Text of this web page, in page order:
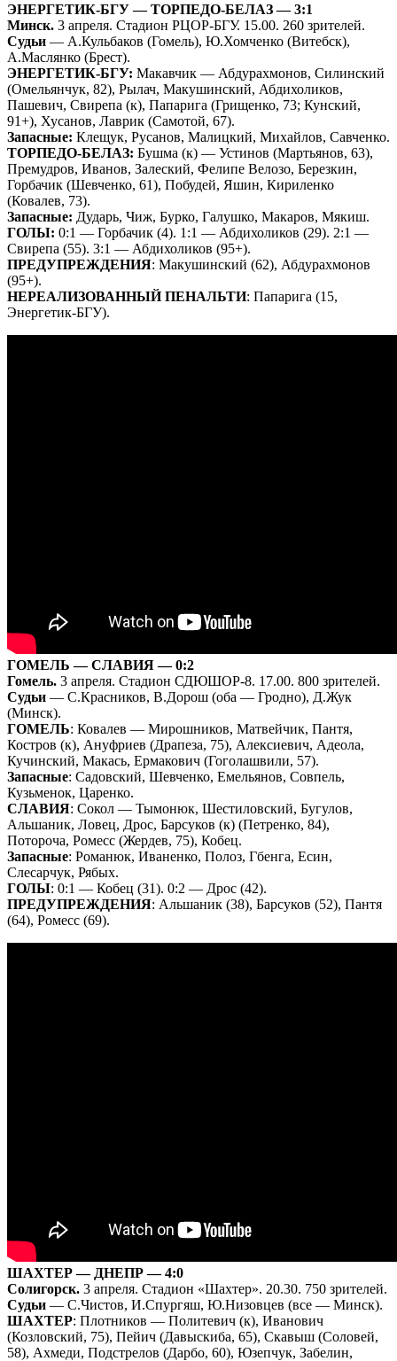
ЭНЕРГЕТИК-БГУ — ТОРПЕДО-БЕЛАЗ — 3:1
Минск. 3 апреля. Стадион РЦОР-БГУ. 15.00. 260 зрителей.
Судьи — А.Кульбаков (Гомель), Ю.Хомченко (Витебск),
А.Маслянко (Брест).
ЭНЕРГЕТИК-БГУ: Макавчик — Абдурахмонов, Силинский
(Омельянчук, 82), Рылач, Макушинский, Абдихоликов,
Пашевич, Свирепа (к), Папарига (Грищенко, 73; Кунский,
91+), Хусанов, Лаврик (Самотой, 67).
Запасные: Клещук, Русанов, Малицкий, Михайлов, Савченко.
ТОРПЕДО-БЕЛАЗ: Бушма (к) — Устинов (Мартьянов, 63),
Премудров, Иванов, Залеский, Фелипе Велозо, Березкин,
Горбачик (Шевченко, 61), Побудей, Яшин, Кириленко
(Ковалев, 73).
Запасные: Дударь, Чиж, Бурко, Галушко, Макаров, Мякиш.
ГОЛЫ: 0:1 — Горбачик (4). 1:1 — Абдихоликов (29). 2:1 —
Свирепа (55). 3:1 — Абдихоликов (95+).
ПРЕДУПРЕЖДЕНИЯ: Макушинский (62), Абдурахмонов
(95+).
НЕРЕАЛИЗОВАННЫЙ ПЕНАЛЬТИ: Папарига (15,
Энергетик-БГУ).
ГОМЕЛЬ — СЛАВИЯ — 0:2
Гомель. 3 апреля. Стадион СДЮШОР-8. 17.00. 800 зрителей.
Судьи — С.Красников, В.Дорош (оба — Гродно), Д.Жук
(Минск).
ГОМЕЛЬ: Ковалев — Мирошников, Матвейчик, Пантя,
Костров (к), Ануфриев (Драпеза, 75), Алексиевич, Адеола,
Кучинский, Макась, Ермакович (Гоголашвили, 57).
Запасные: Садовский, Шевченко, Емельянов, Совпель,
Кузьменок, Царенко.
СЛАВИЯ: Сокол — Тымонюк, Шестиловский, Бугулов,
Альшаник, Ловец, Дрос, Барсуков (к) (Петренко, 84),
Потороча, Ромесс (Жердев, 75), Кобец.
Запасные: Романюк, Иваненко, Полоз, Гбенга, Есин,
Слесарчук, Рябых.
ГОЛЫ: 0:1 — Кобец (31). 0:2 — Дрос (42).
ПРЕДУПРЕЖДЕНИЯ: Альшаник (38), Барсуков (52), Пантя
(64), Ромесс (69).
ШАХТЕР — ДНЕПР — 4:0
Солигорск. 3 апреля. Стадион «Шахтер». 20.30. 750 зрителей.
Судьи — С.Чистов, И.Спургяш, Ю.Низовцев (все — Минск).
ШАХТЕР: Плотников — Политевич (к), Иванович
(Козловский, 75), Пейич (Давыскиба, 65), Скавыш (Соловей,
58), Ахмеди, Подстрелов (Дарбо, 60), Юзепчук, Забелин,